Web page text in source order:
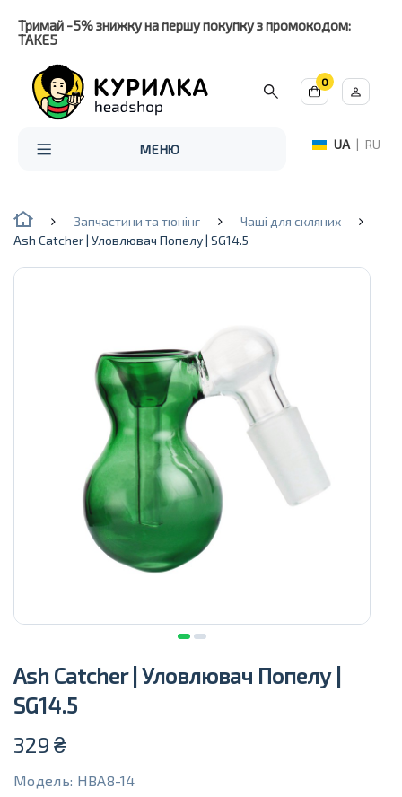
Тримай -5% знижку на першу покупку з промокодом:
TAKE5
0
МЕНЮ UA | RU
Запчастини та тюнінг
Чаші для скляних
Ash Catcher | Уловлювач Попелу | SG14.5
Ash Catcher | Уловлювач Попелу |
SG14.5
329 ₴
Модель: HBA8-14